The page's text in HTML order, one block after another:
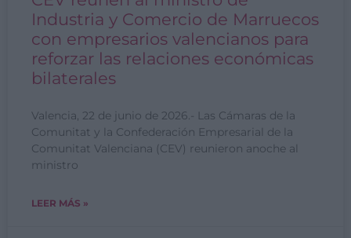
Industria y Comercio de Marruecos
con empresarios valencianos para
reforzar las relaciones económicas
bilaterales
Valencia, 22 de junio de 2026.- Las Cámaras de la
Comunitat y la Confederación Empresarial de la
Comunitat Valenciana (CEV) reunieron anoche al
ministro
LEER MÁS »